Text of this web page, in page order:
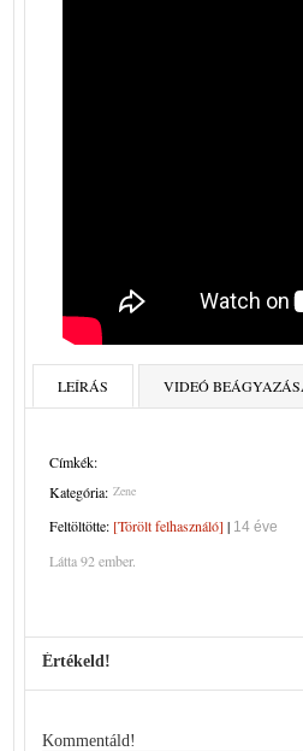
LEÍRÁS VIDEÓ
Címkék:
Kategória: Zene
Feltöltötte: [Törölt felhasználó] | 14 éve
Látta 92 ember.
Értékeld!
Kommentáld!